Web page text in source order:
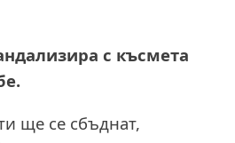
с късмета
ще се сбъднат,